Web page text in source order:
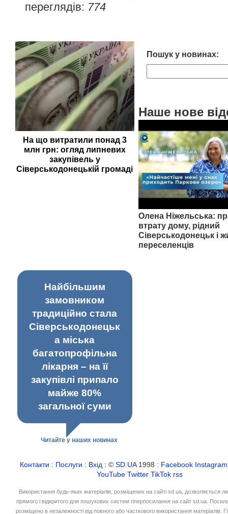
переглядів: 774
На що витратили понад 3
млн грн: огляд липневих
закупівель у
Сіверськодонецькій громаді
Пошук у новинах:
Наше нове
Олена Ніжельська:
втрату дому, рідний
Сіверськодонецьк і
переселенців
Найбільшим
замовником
традиційно стала
Сіверськодонецьк
а міська
багатопрофільна
лікарня – на її
закупівлі припало
майже 80%
загальної суми
Читайте у наших новинах
Контакти : Послуги : Вхід : ©SD.UA1998 : Facebook Instagram
YouTube Twitter TikTok rss
Використання будь-яких матеріалів, розміщених на сайті sd.ua, дозволяється
прямого і відкритого для пошукових систем гіперпосилання на сайт sd.ua.
розміщено в незалежності від повного або часткового використання матеріалів.